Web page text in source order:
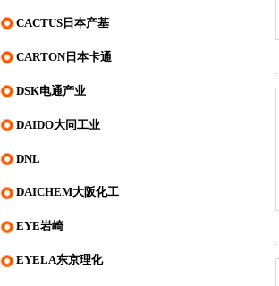
CACTUS日本产基
CARTON日本卡通
DSK电通产业
DAIDO大同工业
DNL
DAICHEM大阪化工
EYE岩崎
EYELA东京理化